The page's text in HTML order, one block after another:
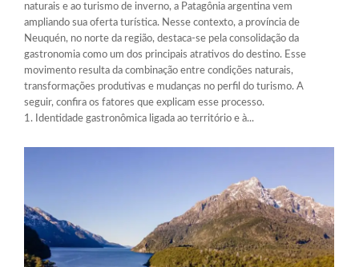
naturais e ao turismo de inverno, a Patagônia argentina vem
ampliando sua oferta turística. Nesse contexto, a província de
Neuquén, no norte da região, destaca-se pela consolidação da
gastronomia como um dos principais atrativos do destino. Esse
movimento resulta da combinação entre condições naturais,
transformações produtivas e mudanças no perfil do turismo. A
seguir, confira os fatores que explicam esse processo.
1. Identidade gastronômica ligada ao território e à...